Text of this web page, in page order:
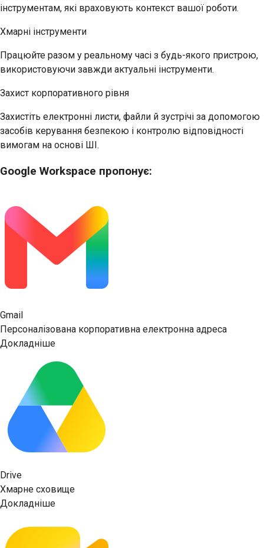
інструментам, які враховують контекст вашої роботи.
Хмарні інструменти
Працюйте разом у реальному часі з будь-якого пристрою,
використовуючи завжди актуальні інструменти.
Захист корпоративного рівня
Захистіть електронні листи, файли й зустрічі за допомогою
засобів керування безпекою і контролю відповідності
вимогам на основі ШІ.
Google Workspace пропонує:
Gmail
Персоналізована корпоративна електронна адреса
Докладніше
Drive
Хмарне сховище
Докладніше